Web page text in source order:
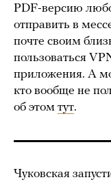
PDF-версию
отправить в
почте своим
пользоваться
приложения. А
кто вообще не
об этом тут.
Чуковская